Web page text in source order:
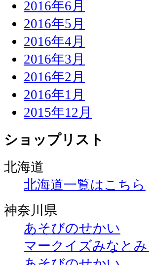
2016年6月
2016年5月
2016年4月
2016年3月
2016年2月
2016年1月
2015年12月
ショップリスト
北海道
北海道一覧はこちら
神奈川県
あそびのせかい
マークイズみなと